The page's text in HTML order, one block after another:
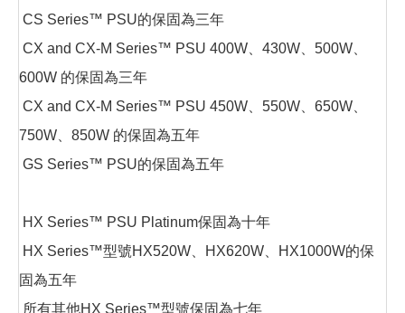
CS Series™ PSU的保固為三年
CX and CX-M Series™ PSU 400W、430W、500W、
600W 的保固為三年
CX and CX-M Series™ PSU 450W、550W、650W、
750W、850W 的保固為五年
GS Series™ PSU的保固為五年
HX Series™ PSU Platinum保固為十年
HX Series™型號HX520W、HX620W、HX1000W的保
固為五年
所有其他HX Series™型號保固為七年